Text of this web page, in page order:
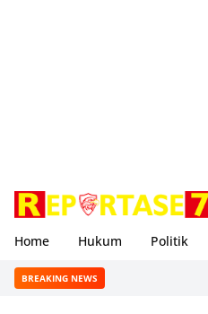
Home Hukum Politik
BREAKING NEWS